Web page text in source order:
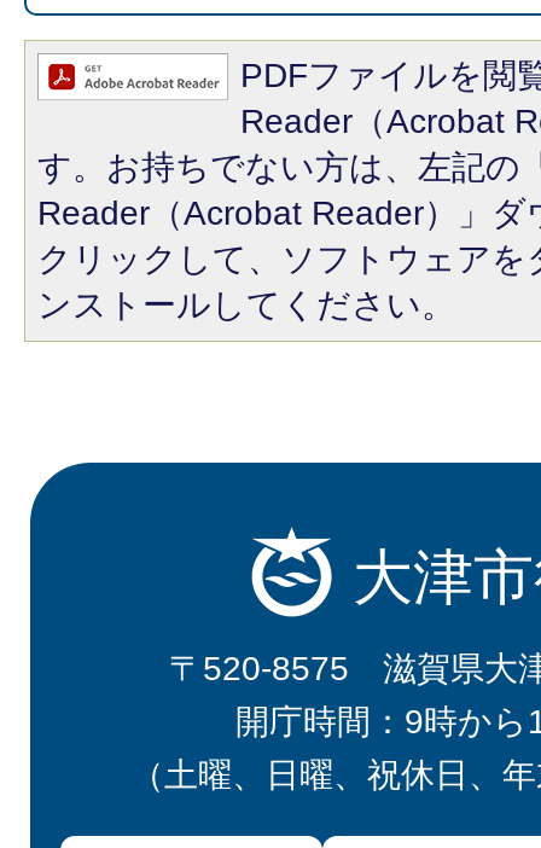
PDFファイルを閲
Reader（Acrobat
す。お持ちでない方は、左記の
Reader（Acrobat Reader）」
クリックして、ソフトウェア
ンストールしてください。
大津
〒520-8575 滋賀県大
開庁時間：9時から
（土曜、日曜、祝休日、